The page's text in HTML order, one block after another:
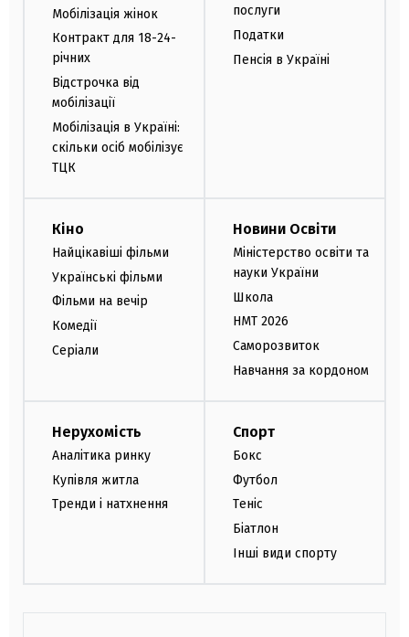
Мобілізація жінок
Контракт для 18-24-
річних
Відстрочка від
мобілізації
Мобілізація в Україні:
скільки осіб мобілізує
ТЦК
послуги
Податки
Пенсія в Україні
Кіно
Найцікавіші фільми
Українські фільми
Фільми на вечір
Комедії
Серіали
Новини Освіти
Міністерство освіти та
науки України
Школа
НМТ 2026
Саморозвиток
Навчання за кордоном
Нерухомість
Аналітика ринку
Купівля житла
Тренди і натхнення
Спорт
Бокс
Футбол
Теніс
Біатлон
Інші види спорту